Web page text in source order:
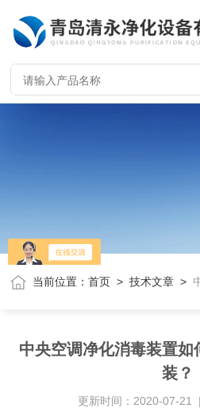
当前位置：首页 >技术文章 >
中央空调净化消毒装置
装？
更新时间：2020-07-21